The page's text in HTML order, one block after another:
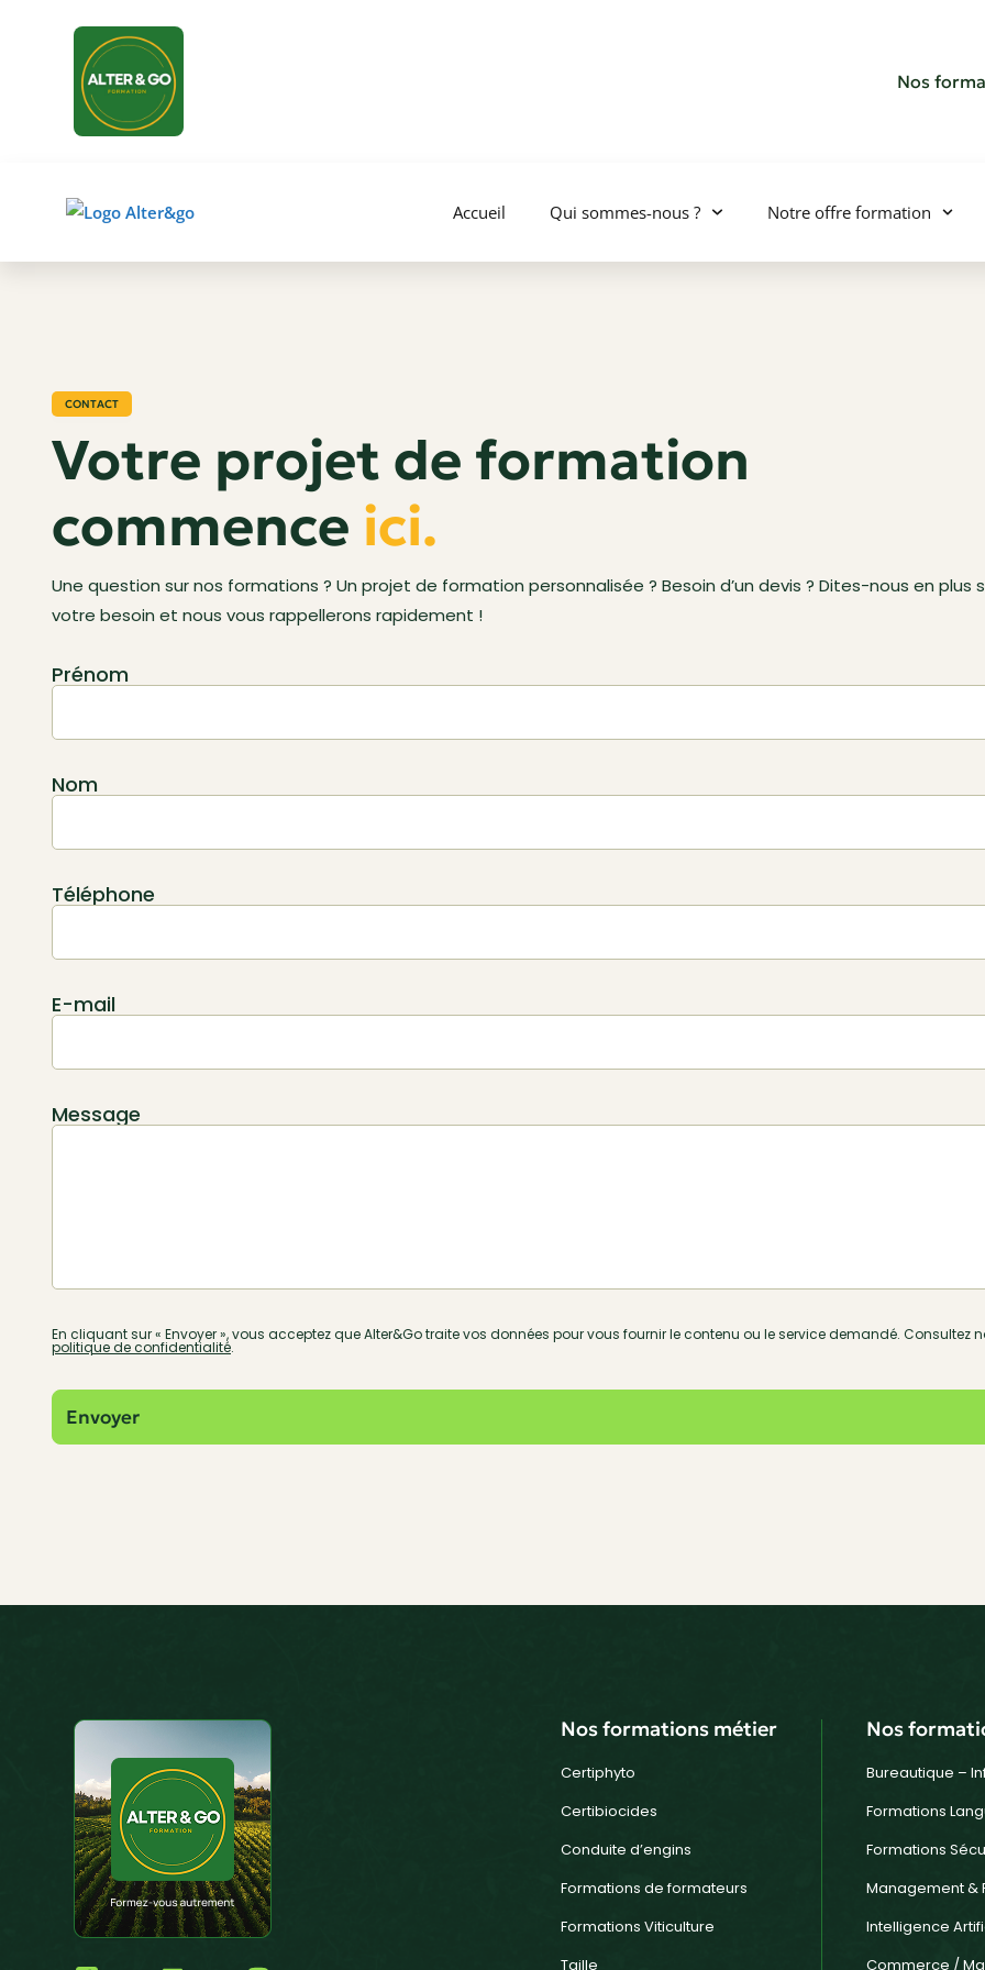
Nos
Accueil Qui sommes-nous ? Notre offre formation
CONTACT
Votre projet de formation
commence ici.
Une question sur nos formations ? Un projet de formation personnalisée ? Besoin d’un devis ? Dites-nous en plus
votre besoin et nous vous rappellerons rapidement !
Prénom
Nom
Téléphone
E-mail
Message
En cliquant sur « Envoyer », vous acceptez que Alter&Go traite vos données pour vous fournir le contenu ou le service demandé. Consultez
politique de confidentialité.
Envoyer
Nos formations métier
Certiphyto
Certibiocides
Conduite d’engins
Formations de formateurs
Formations Viticulture
Taille
Nos
Bureautique –
Formations
Formations
Management &
Intelligence
Commerce /